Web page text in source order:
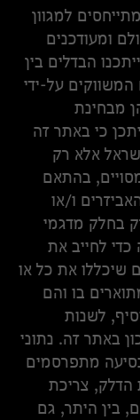
למגוון
ומעודכנים
הבדלים בין
על-ידי
מבחינת
כי באתר זה
אלא רק
בהתאם
ו/או
בחלק מדגמי
לחייב את
שיכללו את כל או
בו והם
לשנות
באתר זה. נתוני
מתפרסמים
הדלק, צריכת
בין היתר, גם